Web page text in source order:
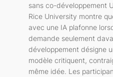
sans co-développement
Rice University montre
avec une IA plafonne
demande seulement
développement désigne
modèle critiquent,
même idée. Les